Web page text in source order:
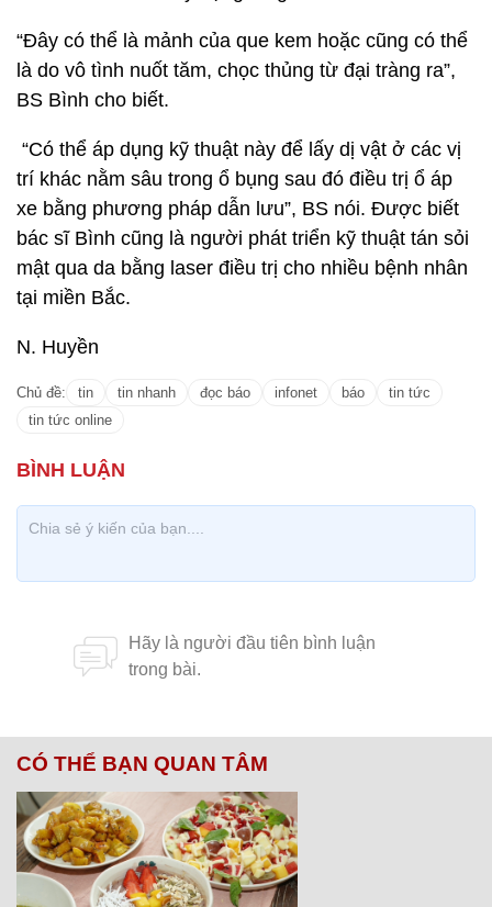
“Đây có thể là mảnh của que kem hoặc cũng có thể
là do vô tình nuốt tăm, chọc thủng từ đại tràng ra”,
BS Bình cho biết.
“Có thể áp dụng kỹ thuật này để lấy dị vật ở các vị
trí khác nằm sâu trong ổ bụng sau đó điều trị ổ áp
xe bằng phương pháp dẫn lưu”, BS nói. Được biết
bác sĩ Bình cũng là người phát triển kỹ thuật tán sỏi
mật qua da bằng laser điều trị cho nhiều bệnh nhân
tại miền Bắc.
N. Huyền
Chủ đề: tin tin nhanh đọc báo infonet báo
tin tức
tin tức online
CÓ THỂ BẠN QUAN TÂM